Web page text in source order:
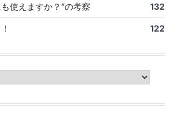
使えますか？”の考察
132
122